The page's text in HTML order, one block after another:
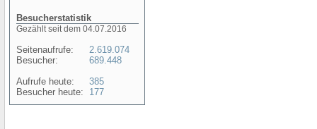
Besucherstatistik
Gezählt seit dem 04.07.2016
Seitenaufrufe:
Besucher:
Aufrufe heute:
Besucher heute:
2.619.074
689.448
385
177